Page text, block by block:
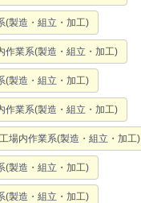
(製造・組立・加工)
作業系(製造・組立・加工)
(製造・組立・加工)
作業系(製造・組立・加工)
場内作業系(製造・組立・加工)
(製造・組立・加工)
(製造・組立・加工)